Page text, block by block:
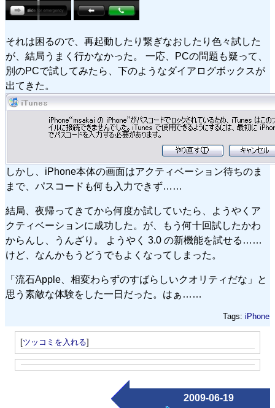
それは困るので、再起動したり繋ぎなおしたり色々試した
が、結局うまく行かなかった。 一応、PCの問題も疑って、
別のPCで試してみたら、下のようなダイアログボックスが
出てきた。
しかし、iPhone本体の画面はアクティベーション待ちのま
まで、パスコードも何も入力できず……
結局、夜帰ってきてから何度か試していたら、ようやくア
クティベーションに成功した。が、もう何十回試したかわ
からんし、うんざり。 ようやく 3.0 の新機能を試せる……
けど、なんかもうどうでもよくなってしまった。
「流石Apple、相変わらずのすばらしいクオリティだな」と
思う素敵な体験をした一日だった。はぁ……
Tags: iPhone
[ツッコミを入れる]
2009-06-19